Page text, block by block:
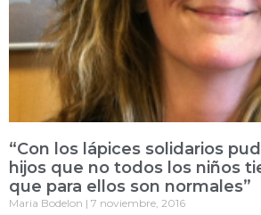
“Con los lápices solidarios
hijos que no todos los niños
que para ellos son normales”
Maria Bodelon 7 noviembre, 2016